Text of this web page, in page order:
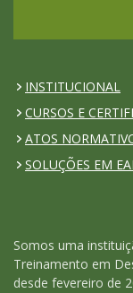
INSTITUCIONAL
CURSOS E
ATOS
SOLUÇÕES EM
Somos uma
Treinamento em
desde fevereiro de